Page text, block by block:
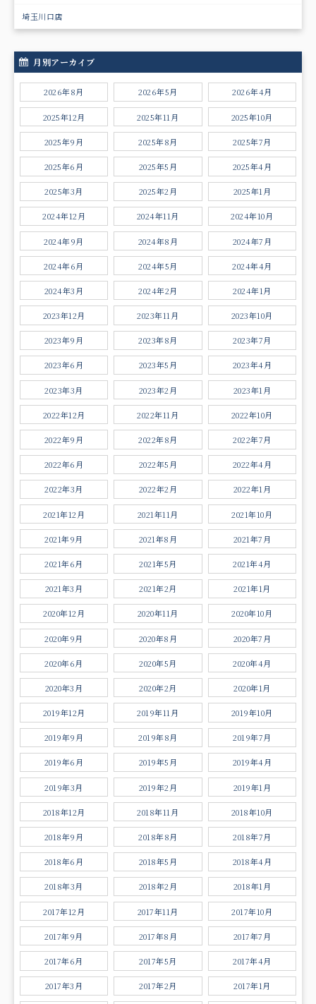
埼玉川口店
月別アーカイブ
2026年8月 2026年5月 2026年4月
2025年12月 2025年11月 2025年10月
2025年9月 2025年8月 2025年7月
2025年6月 2025年5月 2025年4月
2025年3月 2025年2月 2025年1月
2024年12月 2024年11月 2024年10月
2024年9月 2024年8月 2024年7月
2024年6月 2024年5月 2024年4月
2024年3月 2024年2月 2024年1月
2023年12月 2023年11月 2023年10月
2023年9月 2023年8月 2023年7月
2023年6月 2023年5月 2023年4月
2023年3月 2023年2月 2023年1月
2022年12月 2022年11月 2022年10月
2022年9月 2022年8月 2022年7月
2022年6月 2022年5月 2022年4月
2022年3月 2022年2月 2022年1月
2021年12月 2021年11月 2021年10月
2021年9月 2021年8月 2021年7月
2021年6月 2021年5月 2021年4月
2021年3月 2021年2月 2021年1月
2020年12月 2020年11月 2020年10月
2020年9月 2020年8月 2020年7月
2020年6月 2020年5月 2020年4月
2020年3月 2020年2月 2020年1月
2019年12月 2019年11月 2019年10月
2019年9月 2019年8月 2019年7月
2019年6月 2019年5月 2019年4月
2019年3月 2019年2月 2019年1月
2018年12月 2018年11月 2018年10月
2018年9月 2018年8月 2018年7月
2018年6月 2018年5月 2018年4月
2018年3月 2018年2月 2018年1月
2017年12月 2017年11月 2017年10月
2017年9月 2017年8月 2017年7月
2017年6月 2017年5月 2017年4月
2017年3月 2017年2月 2017年1月